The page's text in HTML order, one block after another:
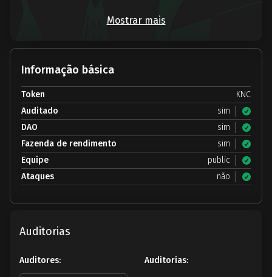
Mostrar mais
Informação básica
Token
KNC
Auditado
sim
DAO
sim
Fazenda de rendimento
sim
Equipe
public
Ataques
não
Auditorias
Auditores: Auditorias: